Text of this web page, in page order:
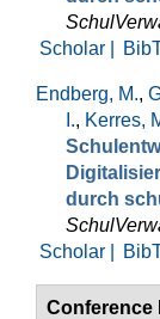
Scholar |
Endberg, M.,
I., Kerres,
durch
Scholar |
Conference